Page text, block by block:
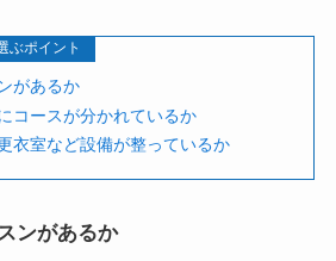
ぶポイント
があるか
コースが分かれているか
衣室など設備が整っているか
ンがあるか